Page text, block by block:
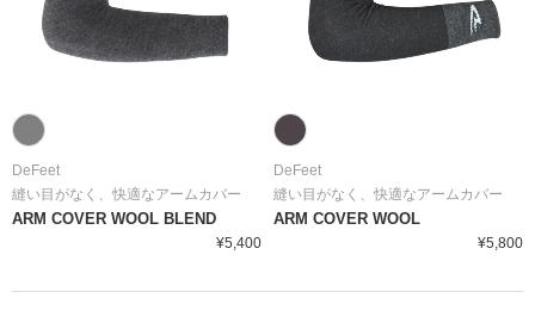
DeFeet
縫い目がなく、快適なアームカバー
ARM COVER WOOL BLEND
¥5,400
DeFeet
縫い目がなく、快適なアームカバー
ARM COVER WOOL
¥5,800